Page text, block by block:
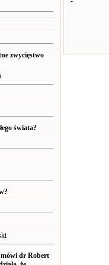
zwycięstwo
świata?
mówi dr Robert